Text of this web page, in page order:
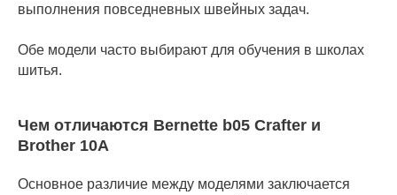
выполнения повседневных швейных задач.
Обе модели часто выбирают для обучения в школах
шитья.
Чем отличаются Bernette b05 Crafter и
Brother 10A
Основное различие между моделями заключается